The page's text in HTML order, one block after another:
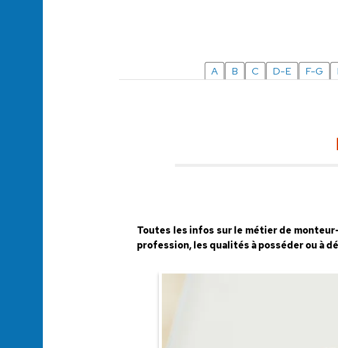
A B C D-E F-G
Toutes les infos sur le métier de
profession, les qualités à posséder ou à